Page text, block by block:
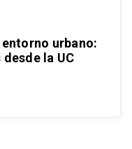
urbano:
la UC